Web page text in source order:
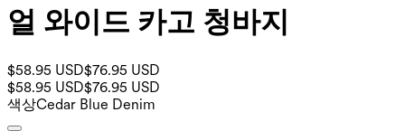
얼 와이드 카고 청바지
$58.95 USD$76.95 USD
$58.95 USD$76.95 USD
색상Cedar Blue Denim